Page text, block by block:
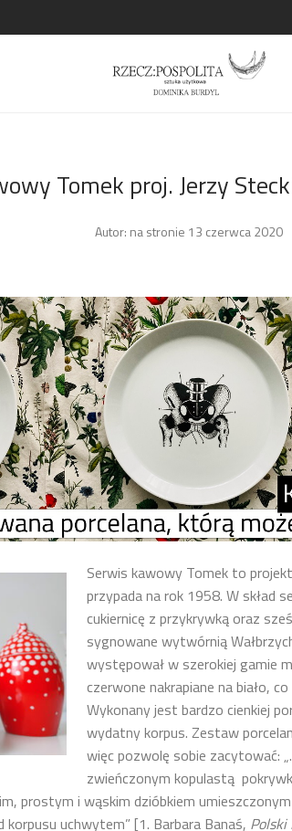
Tomek proj. Jerzy
Autor: na stronie 13 czerwca 2020
Serwis kawowy Tomek to
przypada na rok 1958. W skład
cukiernicę z przykrywką oraz
sygnowane wytwórnią
występował w szerokiej gamie
czerwone nakrapiane na biało,
Wykonany jest bardzo cienkiej
wydatny korpus. Zestaw
więc pozwolę sobie zacytować:
zwieńczonym kopulastą
prostym i wąskim dzióbkiem
korpusu uchwytem” [1. Barbara Banaś, Polski